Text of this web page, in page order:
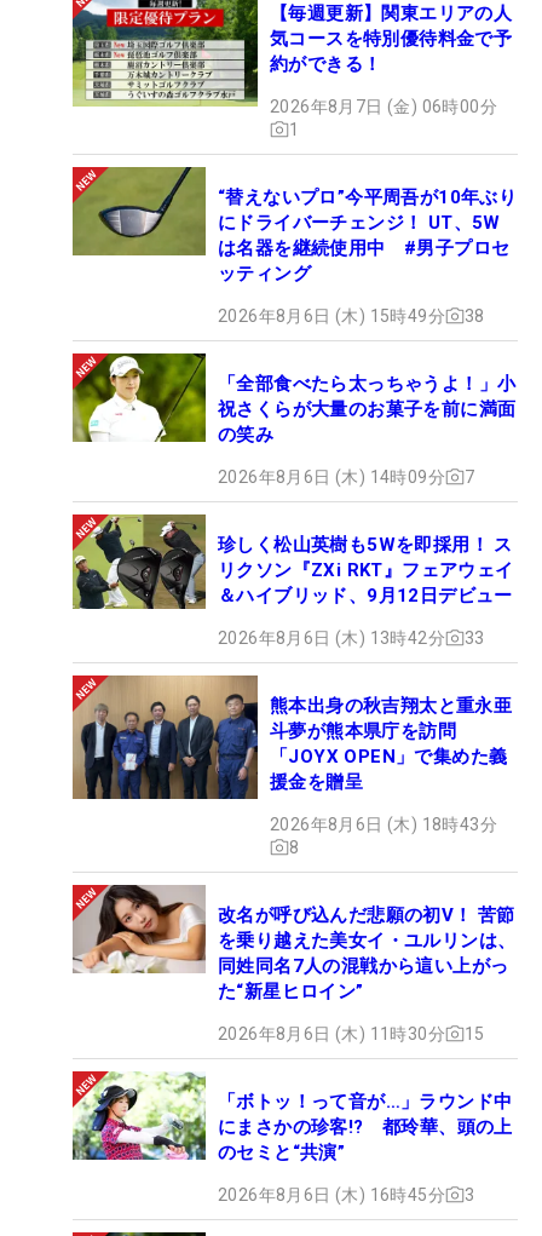
【毎週更新】関東エリアの人
気コースを特別優待料金で予
約ができる！
2026年8月7日 (金) 06時00分
1
“替えないプロ”今平周吾が10年ぶり
にドライバーチェンジ！ UT、5W
は名器を継続使用中 #男子プロセ
ッティング
2026年8月6日 (木) 15時49分 38
「全部食べたら太っちゃうよ！」小
祝さくらが大量のお菓子を前に満面
の笑み
2026年8月6日 (木) 14時09分 7
珍しく松山英樹も5Wを即採用！ ス
リクソン『ZXi RKT』フェアウェイ
＆ハイブリッド、9月12日デビュー
2026年8月6日 (木) 13時42分 33
熊本出身の秋吉翔太と重永亜
斗夢が熊本県庁を訪問
「JOYX OPEN」で集めた義
援金を贈呈
2026年8月6日 (木) 18時43分
8
改名が呼び込んだ悲願の初V！ 苦節
を乗り越えた美女イ・ユルリンは、
同姓同名7人の混戦から這い上がっ
た“新星ヒロイン”
2026年8月6日 (木) 11時30分 15
「ボトッ！って音が…」ラウンド中
にまさかの珍客!? 都玲華、頭の上
のセミと“共演”
2026年8月6日 (木) 16時45分 3